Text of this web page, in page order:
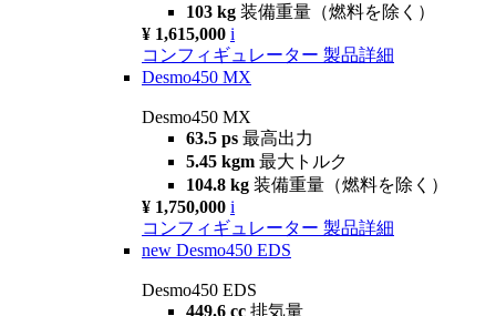
103 kg 装備重量（燃料を除く）
¥ 1,615,000 i
コンフィギュレーター 製品詳細
Desmo450 MX
Desmo450 MX
63.5 ps 最高出力
5.45 kgm 最大トルク
104.8 kg 装備重量（燃料を除く）
¥ 1,750,000 i
コンフィギュレーター 製品詳細
new Desmo450 EDS
Desmo450 EDS
449.6 cc 排気量